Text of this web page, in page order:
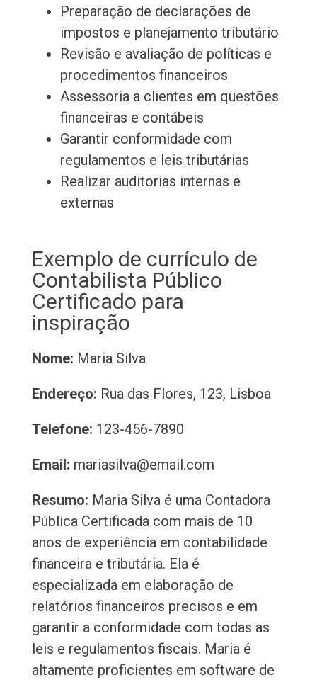
Preparação de declarações de
impostos e planejamento tributário
Revisão e avaliação de políticas e
procedimentos financeiros
Assessoria a clientes em questões
financeiras e contábeis
Garantir conformidade com
regulamentos e leis tributárias
Realizar auditorias internas e
externas
Exemplo de currículo de
Contabilista Público
Certificado para
inspiração
Nome: Maria Silva
Endereço: Rua das Flores, 123, Lisboa
Telefone: 123-456-7890
Email: mariasilva@email.com
Resumo: Maria Silva é uma Contadora
Pública Certificada com mais de 10
anos de experiência em contabilidade
financeira e tributária. Ela é
especializada em elaboração de
relatórios financeiros precisos e em
garantir a conformidade com todas as
leis e regulamentos fiscais. Maria é
altamente proficientes em software de